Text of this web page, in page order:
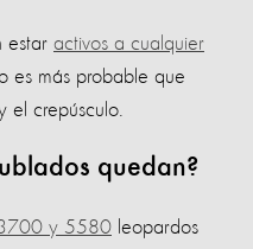
estar activos a cualquier
es más probable que
el crepúsculo.
quedan?
y 5580 leopardos